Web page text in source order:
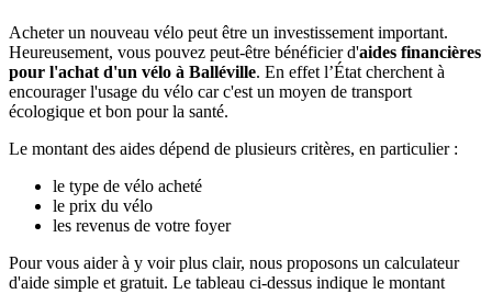
Acheter un nouveau vélo peut être un investissement important.
Heureusement, vous pouvez peut-être bénéficier d'aides financières
pour l'achat d'un vélo à Balléville. En effet l’État cherchent à
encourager l'usage du vélo car c'est un moyen de transport
écologique et bon pour la santé.
Le montant des aides dépend de plusieurs critères, en particulier :
le type de vélo acheté
le prix du vélo
les revenus de votre foyer
Pour vous aider à y voir plus clair, nous proposons un calculateur
d'aide simple et gratuit. Le tableau ci-dessus indique le montant